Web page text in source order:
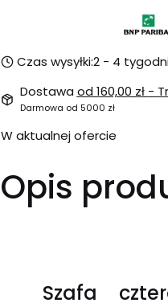
Czas wysyłki:2 - 4
Dostawa od 160,00 zł -
Darmowa od 5000 zł
W aktualnej ofercie
Opis
Szafa